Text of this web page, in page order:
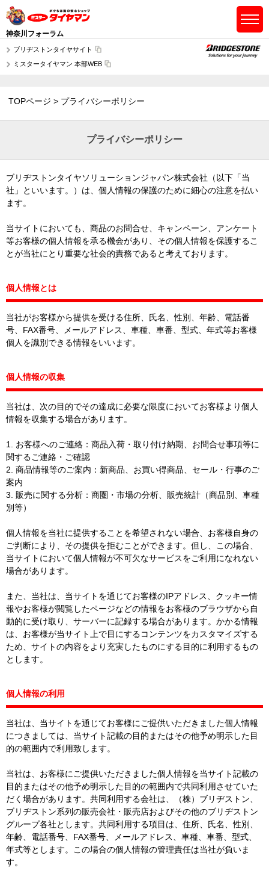
神奈川フォーラム
ブリヂストンタイヤサイト
ミスタータイヤマン 本部WEB
TOPページ プライバシーポリシー
プライバシーポリシー
ブリヂストンタイヤソリューションジャパン株式会社（以下「当
社」といいます。）は、個人情報の保護のために細心の注意を払い
ます。
当サイトにおいても、商品のお問合せ、キャンペーン、アンケート
等お客様の個人情報を承る機会があり、その個人情報を保護するこ
とが当社にとり重要な社会的責務であると考えております。
個人情報とは
当社がお客様から提供を受ける住所、氏名、性別、年齢、電話番
号、FAX番号、メールアドレス、車種、車番、型式、年式等お客様
個人を識別できる情報をいいます。
個人情報の収集
当社は、次の目的でその達成に必要な限度においてお客様より個人
情報を収集する場合があります。
1. お客様へのご連絡：商品入荷・取り付け納期、お問合せ事項等に
関するご連絡・ご確認
2. 商品情報等のご案内：新商品、お買い得商品、セール・行事のご
案内
3. 販売に関する分析：商圏・市場の分析、販売統計（商品別、車種
別等）
個人情報を当社に提供することを希望されない場合、お客様自身の
ご判断により、その提供を拒むことができます。但し、この場合、
当サイトにおいて個人情報が不可欠なサービスをご利用になれない
場合があります。
また、当社は、当サイトを通じてお客様のIPアドレス、クッキー情
報やお客様が閲覧したページなどの情報をお客様のブラウザから自
動的に受け取り、サーバーに記録する場合があります。かかる情報
は、お客様が当サイト上で目にするコンテンツをカスタマイズする
ため、サイトの内容をより充実したものにする目的に利用するもの
とします。
個人情報の利用
当社は、当サイトを通じてお客様にご提供いただきました個人情報
につきましては、当サイト記載の目的またはその他予め明示した目
的の範囲内で利用致します。
当社は、お客様にご提供いただきました個人情報を当サイト記載の
目的またはその他予め明示した目的の範囲内で共同利用させていた
だく場合があります。共同利用する会社は、（株）ブリヂストン、
ブリヂストン系列の販売会社・販売店およびその他のブリヂストン
グループ各社とします。共同利用する項目は、住所、氏名、性別、
年齢、電話番号、FAX番号、メールアドレス、車種、車番、型式、
年式等とします。この場合の個人情報の管理責任は当社が負いま
す。